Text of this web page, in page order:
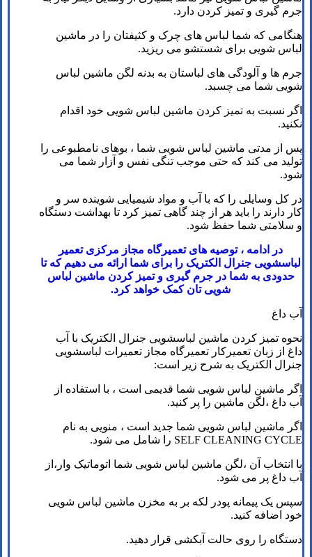
جرم گیری و تمیز کردن دارد.
هنگامی که شما لباس های چرک و کثیفتان را در ماشین
لباس شویی برای شستشو می ریزید.
جرم ها و آلودگی های لباستان به بدنه لگن ماشین لباس
شویی شما می چسبد.
اگر نسبت به تمیز کردن ماشین لباس شویی خود اقدام
نکنید.
پس از مدتی ماشین لباس شویی شما ، بوهای نامطبوعی را
تولید می کند که حتی موجب تنگی نفس و آزار شما می
شود.
در کل وسایلی را که با آب و مواد شیمیایی شوینده سر و
کار دارند را باید هر از چند گاهی تمیز کرد تا بهداشت دستگاه
و سلامتی شما حفظ شود.
در ادامه ، توصیه های تعمیرگاه مجاز مرکزی تعمیر
لباسشویی جنرال الکتریک را برای شما ارائه می دهیم که تا
حدودی به شما در جرم گیری و تمیز کردن ماشین لباس
شویی تان کمک خواهد کرد.
آب داغ
نحوه تمیز کردن ماشین لباسشویی جنرال الکتریک با آب
داغ از زبان تعمیرکار تعمیرگاه مجاز تعمیرات لباسشویی
جنرال الکتریک به شرح زیر است:
اگر ماشین لباس شویی شما قدیمی است ، با استفاده از
آب داغ ،لگن ماشین را پر کنید.
اگر ماشین لباس شویی شما جدید است ، منویی به نام
SELF CLEANING CYCLE را شامل می شود.
با انتخاب آن ،لگن ماشین لباس شویی شما اتوماتیک وار،از
آب داغ پر می شود.
سپس یک پیمانه پودر لکه بر به مخزن ماشین لباس شویی
خود اضافه کنید.
دستگاه را روی حالت آبکشی قرار دهید.